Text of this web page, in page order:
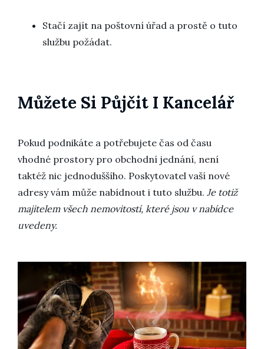
Stačí zajít na poštovní úřad a prostě o tuto
službu požádat.
Můžete Si Půjčit I Kancelář
Pokud podnikáte a potřebujete čas od času
vhodné prostory pro obchodní jednání, není
taktéž nic jednoduššího. Poskytovatel vaší nové
adresy vám může nabídnout i tuto službu. Je totiž
majitelem všech nemovitostí, které jsou v nabídce
uvedeny.